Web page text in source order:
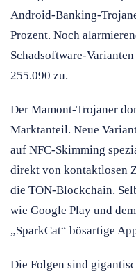
Android-Banking-
Prozent. Noch
Schadsoftware-
255.090 zu.
Der Mamont-Trojaner
Marktanteil. Neue
auf NFC-Skimming
direkt von kontaktlosen
die TON-Blockchain.
wie Google Play und
„SparkCat“ bösartige
Die Folgen sind